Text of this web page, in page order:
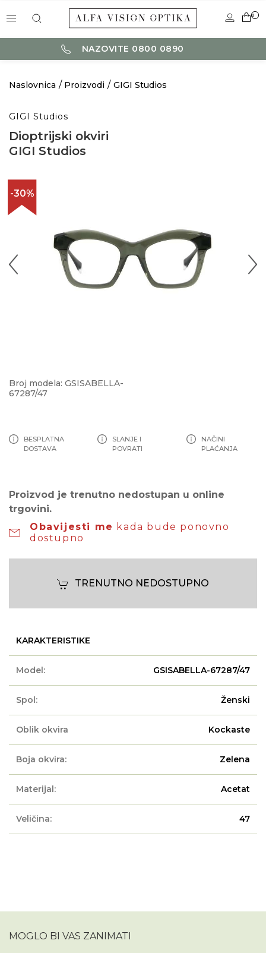
0
NAZOVITE 0800 0890
Naslovnica Proizvodi GIGI Studios
GIGI Studios
Dioptrijski okviri
GIGI Studios
-30%
Broj modela: GSISABELLA-
67287/47
BESPLATNA
DOSTAVA
SLANJE I
POVRATI
NAČINI
PLAĆANJA
Proizvod je trenutno nedostupan u online
trgovini.
Obavijesti me kada bude ponovno
dostupno
TRENUTNO NEDOSTUPNO
KARAKTERISTIKE
Model: GSISABELLA-67287/47
Spol: Ženski
Oblik okvira Kockaste
Boja okvira: Zelena
Materijal: Acetat
Veličina: 47
MOGLO BI VAS ZANIMATI